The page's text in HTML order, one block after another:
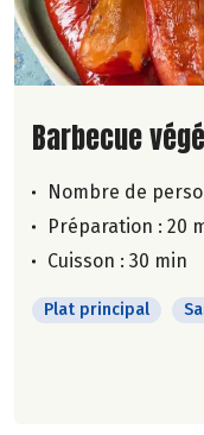
Lire la suite
Barbecue
Nombre de
Préparation : 20
Cuisson : 30 min
Plat principal